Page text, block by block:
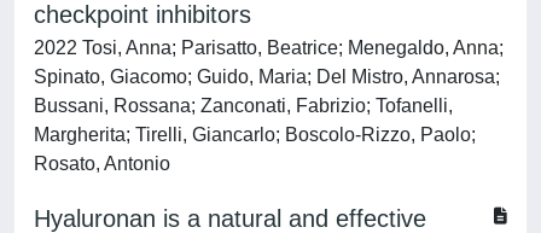
checkpoint inhibitors
2022 Tosi, Anna; Parisatto, Beatrice; Menegaldo, Anna;
Spinato, Giacomo; Guido, Maria; Del Mistro, Annarosa;
Bussani, Rossana; Zanconati, Fabrizio; Tofanelli,
Margherita; Tirelli, Giancarlo; Boscolo-Rizzo, Paolo;
Rosato, Antonio
Hyaluronan is a natural and effective